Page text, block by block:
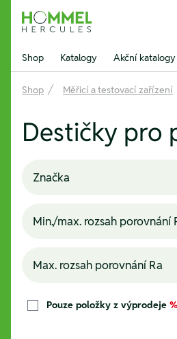
Hommel Hercules
Shop Katalogy Akční katalogy
Shop Měřicí a testovací zařízení
Destičky pro
Značka
Min./max. rozsah porovnání
Max. rozsah porovnání Ra
Pouze položky z výprodeje %